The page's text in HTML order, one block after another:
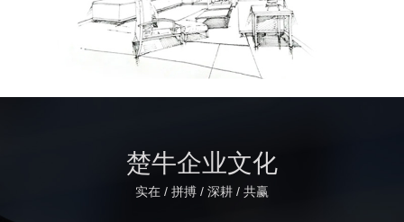
楚牛企业文化
实在 / 拼搏 / 深耕 / 共赢